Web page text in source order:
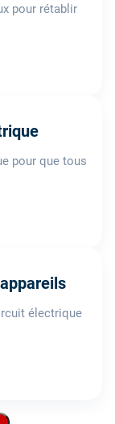
pour rétablir
pour que tous
électrique